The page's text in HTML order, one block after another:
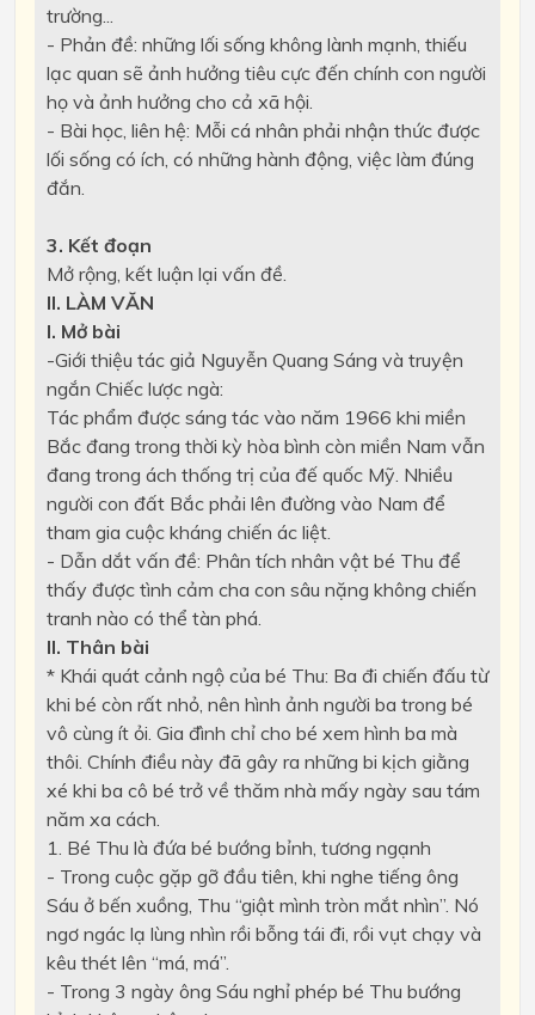
trường...
- Phản đề: những lối sống không lành mạnh, thiếu
lạc quan sẽ ảnh hưởng tiêu cực đến chính con người
họ và ảnh hưởng cho cả xã hội.
- Bài học, liên hệ: Mỗi cá nhân phải nhận thức được
lối sống có ích, có những hành động, việc làm đúng
đắn.
3. Kết đoạn
Mở rộng, kết luận lại vấn đề.
II. LÀM VĂN
I. Mở bài
-Giới thiệu tác giả Nguyễn Quang Sáng và truyện
ngắn Chiếc lược ngà:
Tác phẩm được sáng tác vào năm 1966 khi miền
Bắc đang trong thời kỳ hòa bình còn miền Nam vẫn
đang trong ách thống trị của đế quốc Mỹ. Nhiều
người con đất Bắc phải lên đường vào Nam để
tham gia cuộc kháng chiến ác liệt.
- Dẫn dắt vấn đề: Phân tích nhân vật bé Thu để
thấy được tình cảm cha con sâu nặng không chiến
tranh nào có thể tàn phá.
II. Thân bài
* Khái quát cảnh ngộ của bé Thu: Ba đi chiến đấu từ
khi bé còn rất nhỏ, nên hình ảnh người ba trong bé
vô cùng ít ỏi. Gia đình chỉ cho bé xem hình ba mà
thôi. Chính điều này đã gây ra những bi kịch giằng
xé khi ba cô bé trở về thăm nhà mấy ngày sau tám
năm xa cách.
1. Bé Thu là đứa bé bướng bỉnh, tương ngạnh
- Trong cuộc gặp gỡ đầu tiên, khi nghe tiếng ông
Sáu ở bến xuồng, Thu “giật mình tròn mắt nhìn”. Nó
ngơ ngác lạ lùng nhìn rồi bỗng tái đi, rồi vụt chạy và
kêu thét lên “má, má”.
- Trong 3 ngày ông Sáu nghỉ phép bé Thu bướng